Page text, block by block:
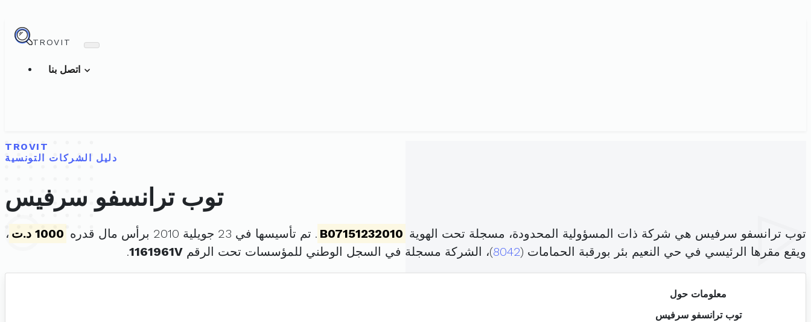
TROVIT
TROVIT
دليل الشركات التونسية
توب ترانسفو سرفيس
توب ترانسفو سرفيس هي شركة ذات المسؤولية المحدودة، مسجلة تحت الهوية B07151232010 . تم تأسيسها في 23 جويلية 2010 برأس مال قدره 1000 د.ت
،
ويقع مقرها الرئيسي في حي النعيم بئر بورقبة الحمامات (8042)، الشركة مسجلة في السجل الوطني للمؤسسات تحت الرقم 1161961V
.
معلومات حول
توب ترانسفو سرفيس